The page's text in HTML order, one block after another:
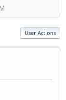
User Actions